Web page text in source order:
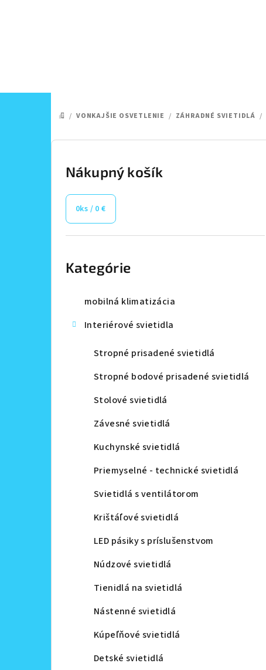
DOMOV
/ VONKAJŠIE OSVETLENIE / ZÁHRADNÉ SVIETIDLÁ /
B
Nákupný košík
0ks / 0 €
Kategórie
mobilná klimatizácia
Interiérové svietidla
Stropné prisadené svietidlá
Stropné bodové prisadené svietidlá
Stolové svietidlá
Závesné svietidlá
Kuchynské svietidlá
Priemyselné - technické svietidlá
Svietidlá s ventilátorom
Krištáľové svietidlá
LED pásiky s príslušenstvom
Núdzové svietidlá
Tienidlá na svietidlá
Nástenné svietidlá
Kúpeľňové svietidlá
Detské svietidlá